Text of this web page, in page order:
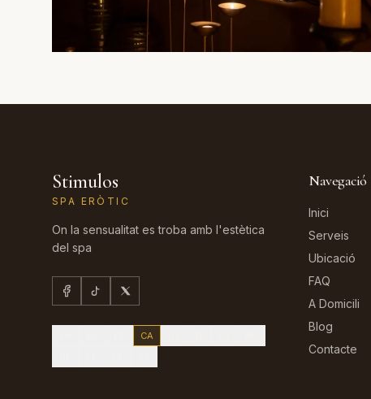
Stimulos
SPA ERÒTIC
On la sensualitat es troba amb l'estètica
del spa
CA
Navegació
Inici
Serveis
Ubicació
FAQ
A Domicili
Blog
Contacte